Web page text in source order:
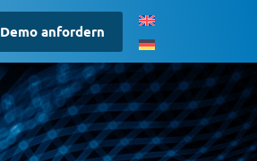
Demo anfordern